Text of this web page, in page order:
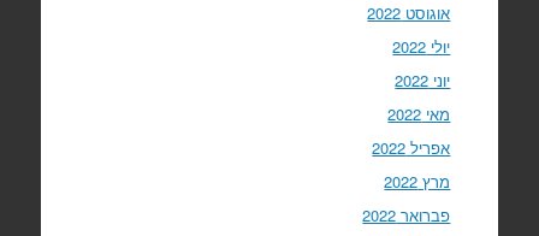
אוגוסט 2022
יולי 2022
יוני 2022
מאי 2022
אפריל 2022
מרץ 2022
פברואר 2022